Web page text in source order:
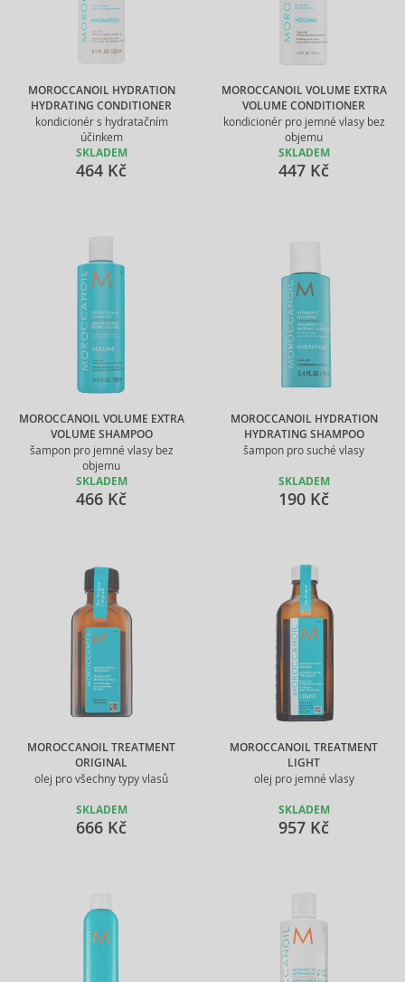
MOROCCANOIL HYDRATION
HYDRATING CONDITIONER
kondicionér s hydratačním
účinkem
SKLADEM
464 Kč
MOROCCANOIL VOLUME EXTRA
VOLUME CONDITIONER
kondicionér pro jemné vlasy bez
objemu
SKLADEM
447 Kč
MOROCCANOIL VOLUME EXTRA
VOLUME SHAMPOO
šampon pro jemné vlasy bez
objemu
SKLADEM
466 Kč
MOROCCANOIL HYDRATION
HYDRATING SHAMPOO
šampon pro suché vlasy
SKLADEM
190 Kč
MOROCCANOIL TREATMENT
ORIGINAL
olej pro všechny typy vlasů
SKLADEM
666 Kč
MOROCCANOIL TREATMENT
LIGHT
olej pro jemné vlasy
SKLADEM
957 Kč